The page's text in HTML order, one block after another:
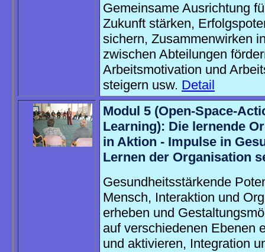
Gemeinsame Ausrichtung
Zukunft stärken,
sichern, Zusammenwirken
zwischen Abteilungen
Arbeitsmotivation und
steigern usw. Detail
Modul 5 (Open-Space-
Learning): Die lernende
in Aktion - Impulse in
Lernen der Organisation
Gesundheitsstärkende
Mensch, Interaktion und
erheben und
auf verschiedenen Ebenen
und aktivieren, Integration